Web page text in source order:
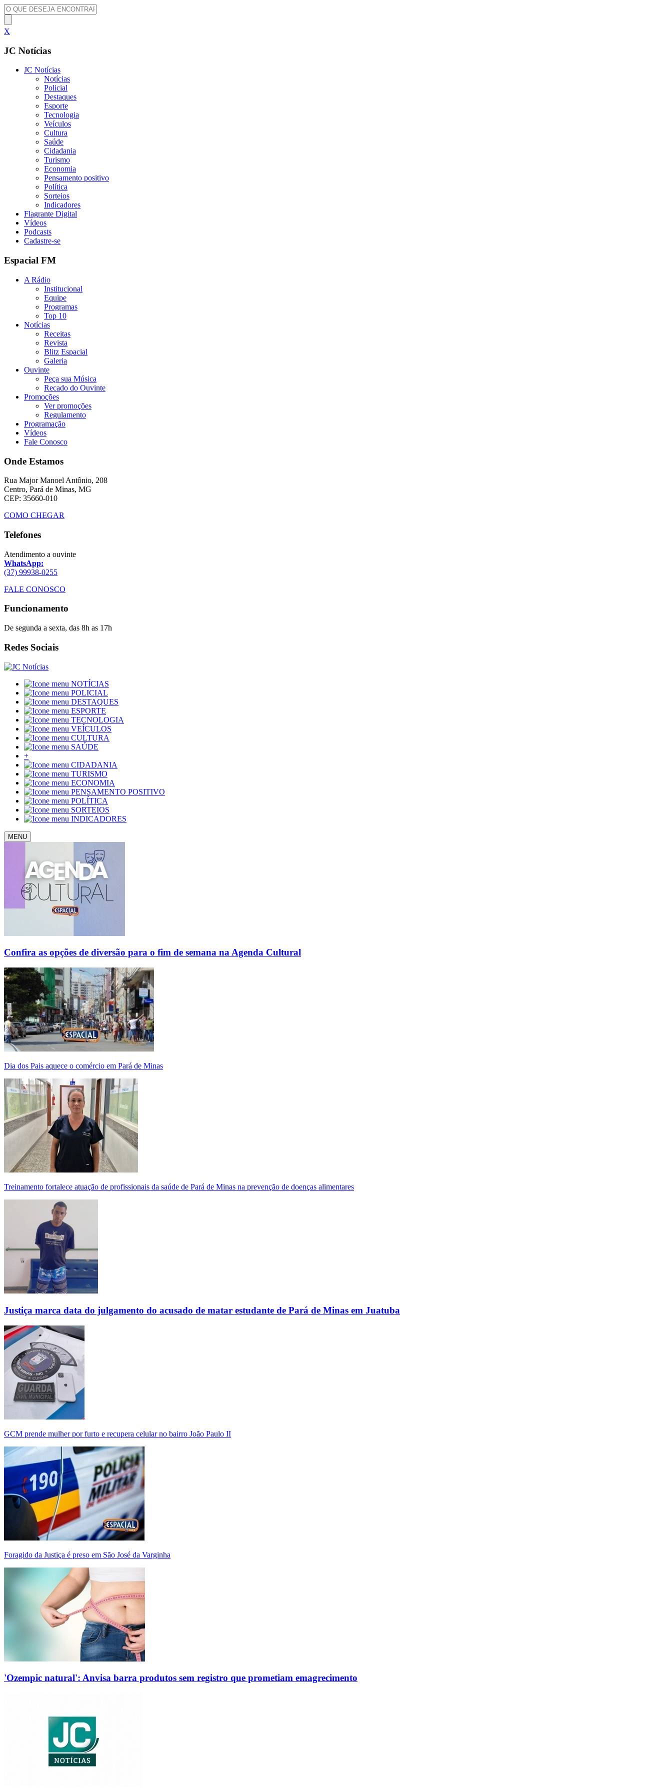
X
JC Notícias
JC Notícias
Notícias
Policial
Destaques
Esporte
Tecnologia
Veículos
Cultura
Saúde
Cidadania
Turismo
Economia
Pensamento positivo
Política
Sorteios
Indicadores
Flagrante Digital
Vídeos
Podcasts
Cadastre-se
Espacial FM
A Rádio
Institucional
Equipe
Programas
Top 10
Notícias
Receitas
Revista
Blitz Espacial
Galeria
Ouvinte
Peça sua Música
Recado do Ouvinte
Promoções
Ver promoções
Regulamento
Programação
Vídeos
Fale Conosco
Onde Estamos
Rua Major Manoel Antônio, 208
Centro, Pará de Minas, MG
CEP: 35660-010
COMO CHEGAR
Telefones
Atendimento a ouvinte
WhatsApp:
(37) 99938-0255
FALE CONOSCO
Funcionamento
De segunda a sexta, das 8h as 17h
Redes Sociais
NOTÍCIAS
POLICIAL
DESTAQUES
ESPORTE
TECNOLOGIA
VEÍCULOS
CULTURA
SAÚDE
+
CIDADANIA
TURISMO
ECONOMIA
PENSAMENTO POSITIVO
POLÍTICA
SORTEIOS
INDICADORES
MENU
Confira as opções de diversão para o fim de semana na Agenda Cultural
Dia dos Pais aquece o comércio em Pará de Minas
Treinamento fortalece atuação de profissionais da saúde de Pará de Minas na prevenção de doenças alimentares
Justiça marca data do julgamento do acusado de matar estudante de Pará de Minas em Juatuba
GCM prende mulher por furto e recupera celular no bairro João Paulo II
Foragido da Justiça é preso em São José da Varginha
'Ozempic natural': Anvisa barra produtos sem registro que prometiam emagrecimento